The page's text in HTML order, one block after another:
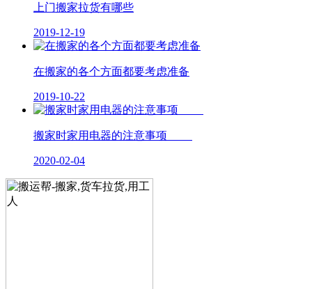
上门搬家拉货有哪些
2019-12-19
在搬家的各个方面都要考虑准备
2019-10-22
搬家时家用电器的注意事项
2020-02-04